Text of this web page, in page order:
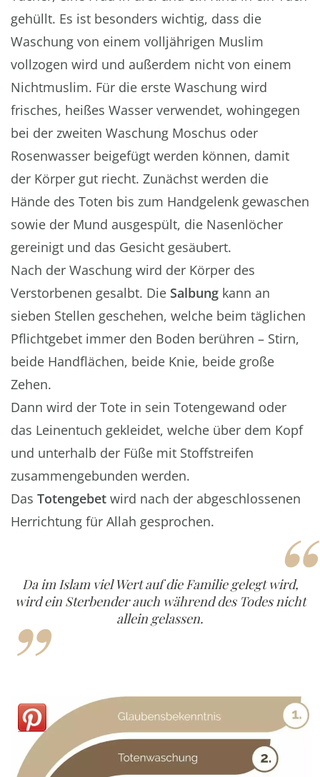
gehüllt. Es ist besonders wichtig, dass die
Waschung von einem volljährigen Muslim
vollzogen wird und außerdem nicht von einem
Nichtmuslim. Für die erste Waschung wird
frisches, heißes Wasser verwendet, wohingegen
bei der zweiten Waschung Moschus oder
Rosenwasser beigefügt werden können, damit
der Körper gut riecht. Zunächst werden die
Hände des Toten bis zum Handgelenk gewaschen
sowie der Mund ausgespült, die Nasenlöcher
gereinigt und das Gesicht gesäubert.
Nach der Waschung wird der Körper des
Verstorbenen gesalbt. Die Salbung kann an
sieben Stellen geschehen, welche beim täglichen
Pflichtgebet immer den Boden berühren – Stirn,
beide Handflächen, beide Knie, beide große
Zehen.
Dann wird der Tote in sein Totengewand oder
das Leinentuch gekleidet, welche über dem Kopf
und unterhalb der Füße mit Stoffstreifen
zusammengebunden werden.
Das Totengebet wird nach der abgeschlossenen
Herrichtung für Allah gesprochen.
“
„
Da im Islam viel Wert auf die Familie gelegt wird,
wird ein Sterbender auch während des Todes nicht
allein gelassen.